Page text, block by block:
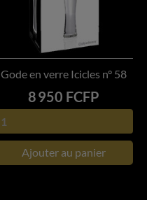
Gode en verre Icicles n° 58
Prix
8 950 FCFP
Ajouter au panier